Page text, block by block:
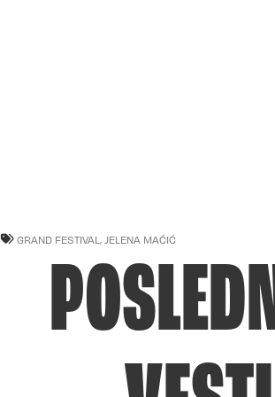
GRAND FESTIVAL , JELENA MAĆIĆ